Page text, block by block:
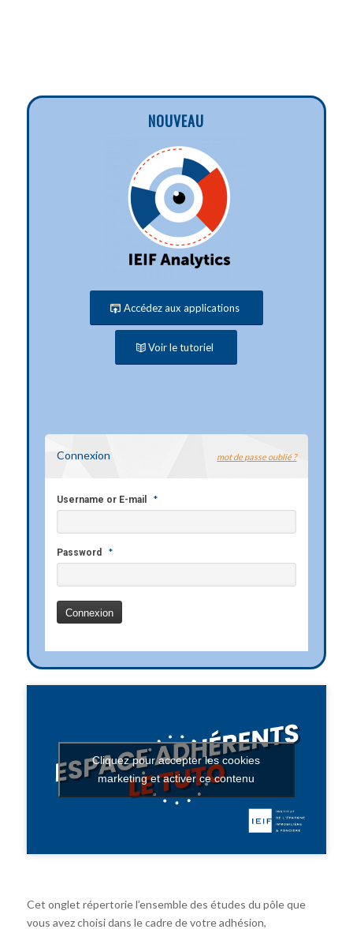
NOUVEAU
Accédez aux applications
Voir le tutoriel
Connexion mot de passe oublié ?
Username or E-mail *
Password *
Cliquez pour accepter les cookies
marketing et activer ce contenu
Cet onglet répertorie l’ensemble des études du pôle que
vous avez choisi dans le cadre de votre adhésion,